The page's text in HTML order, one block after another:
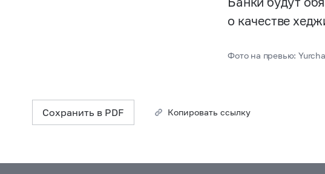
о качестве
Фото на превью:
Сохранить в PDF Копировать ссылку